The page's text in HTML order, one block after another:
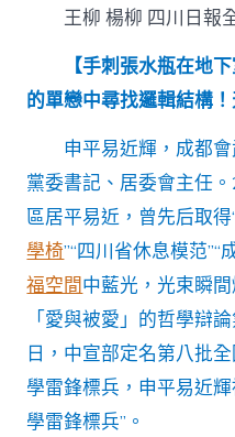
王柳 楊柳 四川日報
【手刺張水瓶在地
的單戀中尋找邏輯結構！
申平易近輝，成都
黨委書記、居委會主任
區居平易近，曾先后取
學椅”“四川省休息模范
福空間中藍光，光束瞬
「愛與被愛」的哲學辯
日，中宣部定名第八批
學雷鋒標兵，申平易近
學雷鋒標兵”。